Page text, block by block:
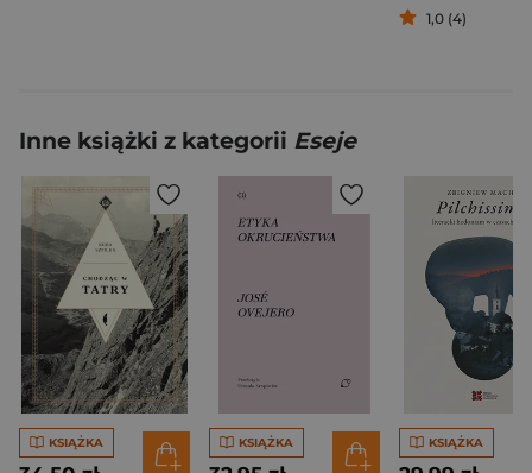
1,0 (4)
Inne książki z kategorii Eseje
KSIĄŻKA KSIĄŻKA KSIĄŻKA